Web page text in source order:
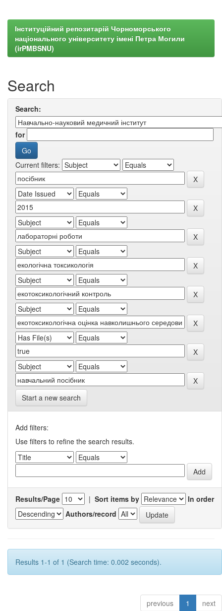
Інституційний репозитарій Чорноморського
національного університету імені Петра Могили
(irPMBSNU)
Search
Search:
for
Current filters:
Start a new search
Add filters:
Use filters to refine the search results.
Results/Page | Sort items by
In order
Authors/record
Results 1-1 of 1 (Search time: 0.002 seconds).
previous 1 next